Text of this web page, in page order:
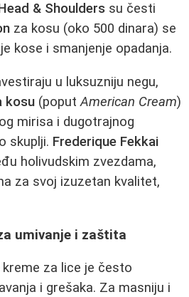
& Shoulders su česti
za kosu (oko 500 dinara) se
kose i smanjenje opadanja.
u luksuzniju negu,
kosu (poputAmerican Cream)
mirisa i dugotrajnog
skuplji. Frederique Fekkai
holivudskim zvezdama,
za svoj izuzetan kvalitet,
umivanje i zaštita
za lice je često
i grešaka. Za masniju i